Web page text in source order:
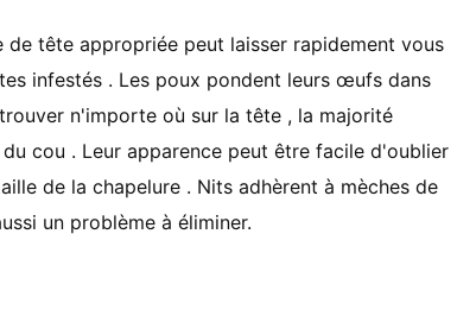
tête appropriée peut laisser rapidement vous
infestés . Les poux pondent leurs œufs dans
n'importe où sur la tête , la majorité
cou . Leur apparence peut être facile d'oublier
de la chapelure . Nits adhèrent à mèches de
un problème à éliminer.